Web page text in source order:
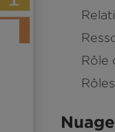
Rôle